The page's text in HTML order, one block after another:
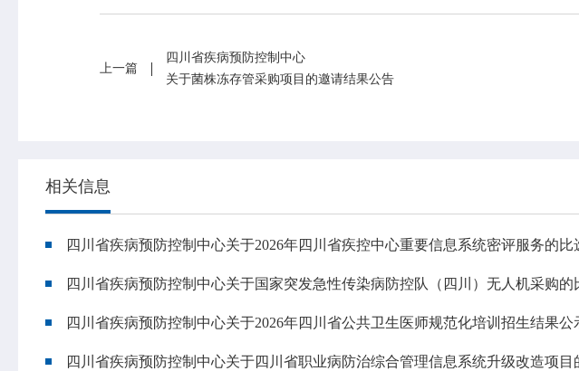
专业服务 科研培训 科普园地
上一篇
四川省疾病预防控制中心
关于菌株冻存管采购项目的邀请结果公告
相关信息
四川省疾病预防控制中心关于2026年四川省疾控中心重要信息系统密评服务的比
四川省疾病预防控制中心关于国家突发急性传染病防控队（四川）无人机采购的
四川省疾病预防控制中心关于2026年四川省公共卫生医师规范化培训招生结果公
四川省疾病预防控制中心关于四川省职业病防治综合管理信息系统升级改造项目